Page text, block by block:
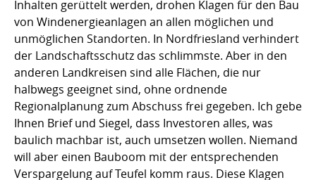
Inhalten gerüttelt werden, drohen Klagen für den Bau
von Windenergieanlagen an allen möglichen und
unmöglichen Standorten. In Nordfriesland verhindert
der Landschaftsschutz das schlimmste. Aber in den
anderen Landkreisen sind alle Flächen, die nur
halbwegs geeignet sind, ohne ordnende
Regionalplanung zum Abschuss frei gegeben. Ich gebe
Ihnen Brief und Siegel, dass Investoren alles, was
baulich machbar ist, auch umsetzen wollen. Niemand
will aber einen Bauboom mit der entsprechenden
Verspargelung auf Teufel komm raus. Diese Klagen